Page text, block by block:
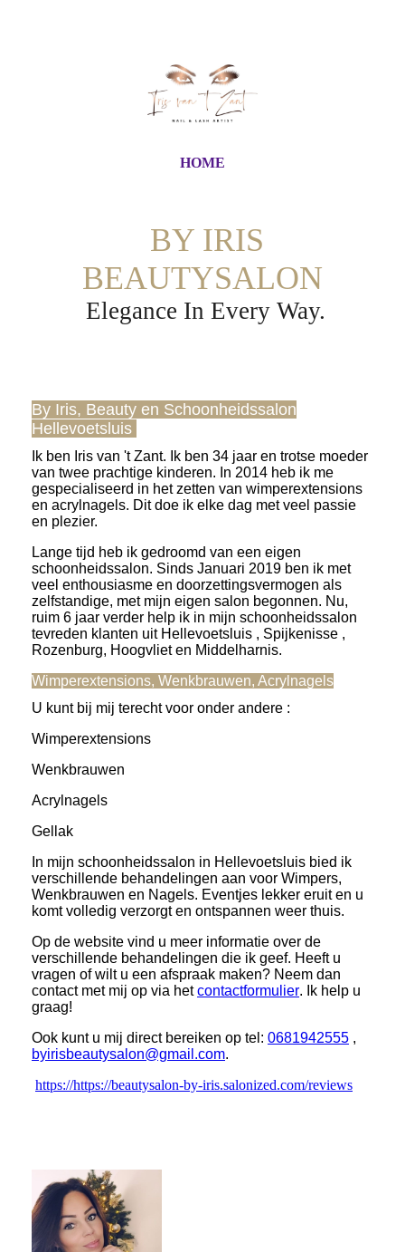
HOME
BY IRIS
BEAUTYSALON
Elegance In Every Way.
By Iris, Beauty en Schoonheidssalon
Hellevoetsluis
Ik ben Iris van 't Zant. Ik ben 34 jaar en trotse moeder
van twee prachtige kinderen. In 2014 heb ik me
gespecialiseerd in het zetten van wimperextensions
en acrylnagels. Dit doe ik elke dag met veel passie
en plezier.
Lange tijd heb ik gedroomd van een eigen
schoonheidssalon. Sinds Januari 2019 ben ik met
veel enthousiasme en doorzettingsvermogen als
zelfstandige, met mijn eigen salon begonnen. Nu,
ruim 6 jaar verder help ik in mijn schoonheidssalon
tevreden klanten uit Hellevoetsluis , Spijkenisse ,
Rozenburg, Hoogvliet en Middelharnis.
Wimperextensions, Wenkbrauwen, Acrylnagels
U kunt bij mij terecht voor onder andere :
Wimperextensions
Wenkbrauwen
Acrylnagels
Gellak
In mijn schoonheidssalon in Hellevoetsluis bied ik
verschillende behandelingen aan voor Wimpers,
Wenkbrauwen en Nagels. Eventjes lekker eruit en u
komt volledig verzorgt en ontspannen weer thuis.
Op de website vind u meer informatie over de
verschillende behandelingen die ik geef. Heeft u
vragen of wilt u een afspraak maken? Neem dan
contact met mij op via hetcontactformulier. Ik help u
graag!
Ook kunt u mij direct bereiken op tel: 0681942555 ,
byirisbeautysalon@gmail.com.
https://https://beautysalon-by-iris.salonized.com/reviews